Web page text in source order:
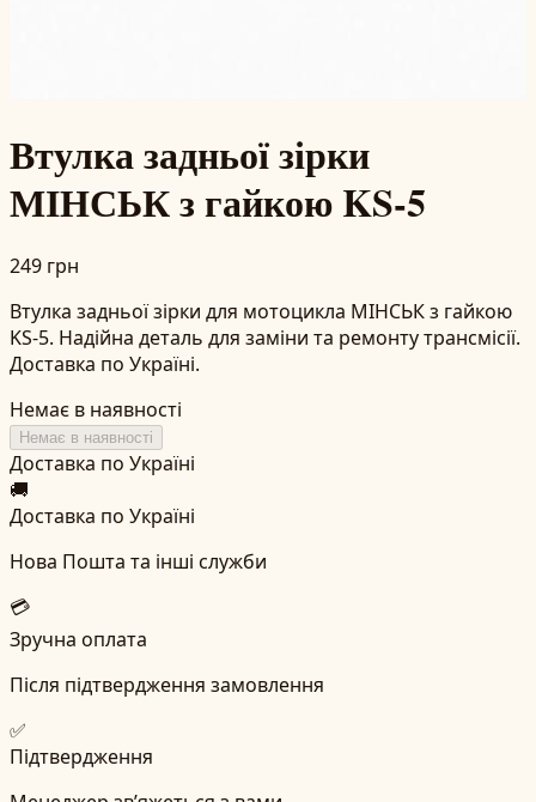
Втулка задньої зірки
МІНСЬК з гайкою KS-5
249 грн
Втулка задньої зірки для мотоцикла МІНСЬК з гайкою
KS-5. Надійна деталь для заміни та ремонту трансмісії.
Доставка по Україні.
Немає в наявності
Немає в наявності
Доставка по Україні
🚚
Доставка по Україні
Нова Пошта та інші служби
💳
Зручна оплата
Після підтвердження замовлення
✅
Підтвердження